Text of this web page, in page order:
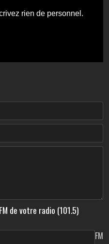
de votre radio (101.5)
FM